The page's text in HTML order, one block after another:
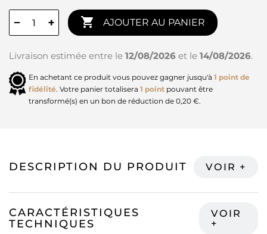
− +  AJOUTER AU PANIER
Livraison estimée entre le 12/08/2026 et le 14/08/2026.
En achetant ce produit vous pouvez gagner jusqu'à 1 point de
fidélité. Votre panier totalisera 1 point pouvant être
transformé(s) en un bon de réduction de 0,20 €.
DESCRIPTION DU PRODUIT
CARACTÉRISTIQUES
TECHNIQUES